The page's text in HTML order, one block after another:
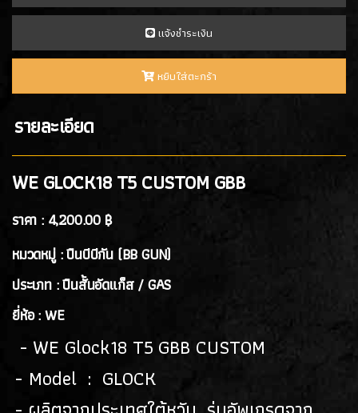
- ICS Hand Gun(1)
- ARROW ARMS(1)
- G&G(4)
- HK3(2)
ปืนสั้นอัดลมสปริง SPRING GUN
ปืนยาว RIFLE GUN
ปืนยาวไฟฟ้า AEG RIFLES
ปืนยาวสปริง SPRING AIRSOFT RIFLES
เเจ้งชำระเงิน
หยิบใส่ตะกร้า
รายละเอียด
WE GLOCK18 T5 CUSTOM GBB
ราคา : 4,200.00 ฿
หมวดหมู่ : ปืนบีบีกัน (BB GUN)
ประเภท : ปืนสั้นอัดแก็ส / GAS
ยี่ห้อ : WE
- WE Glock18 T5 GBB CUSTOM
- Model : GLOCK